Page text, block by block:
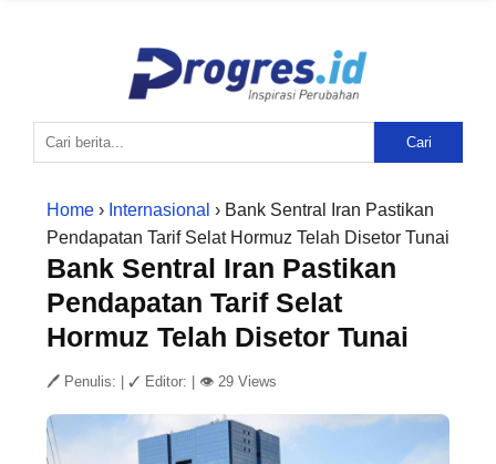
Cari
Home › Internasional › Bank Sentral Iran Pastikan
Pendapatan Tarif Selat Hormuz Telah Disetor Tunai
Bank Sentral Iran Pastikan
Pendapatan Tarif Selat
Hormuz Telah Disetor Tunai
🖊 Penulis: ✓ Editor: 👁 29 Views